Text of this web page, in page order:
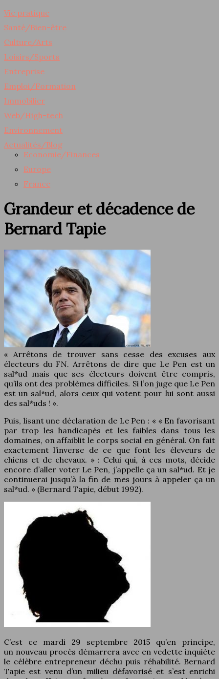
Vie pratique
Santé/Bien-être
Culture/Arts
Loisirs/Sports
Entreprise
Emploi/Formation
Immobilier
Web/High-tech
Environnement
Actualités/Blog
Economie/Finances
Europe
France
Grandeur et décadence de
Bernard Tapie
« Arrêtons de trouver sans cesse des excuses aux
électeurs du FN. Arrêtons de dire que Le Pen est un
sal*ud mais que ses électeurs doivent être compris,
qu’ils ont des problèmes difficiles. Si l’on juge que Le Pen
est un sal*ud, alors ceux qui votent pour lui sont aussi
des sal*uds ! ».
Puis, lisant une déclaration de Le Pen : « « En favorisant
par trop les handicapés et les faibles dans tous les
domaines, on affaiblit le corps social en général. On fait
exactement l’inverse de ce que font les éleveurs de
chiens et de chevaux. » : Celui qui, à ces mots, décide
encore d’aller voter Le Pen, j’appelle ça un sal*ud. Et je
continuerai jusqu’à la fin de mes jours à appeler ça un
sal*ud. » (Bernard Tapie, début 1992).
C’est ce mardi 29 septembre 2015 qu’en principe,
un nouveau procès démarrera avec en vedette inquiète
le célèbre entrepreneur déchu puis réhabilité. Bernard
Tapie est venu d’un milieu défavorisé et s’est enrichi